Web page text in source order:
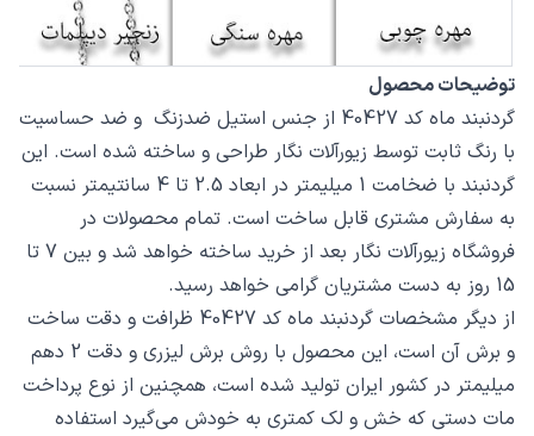
توضیحات محصول
گردنبند ماه کد 40427 از جنس استیل ضدزنگ و ضد حساسیت
با رنگ ثابت توسط زیورآلات نگار طراحی و ساخته شده است. این
گردنبند با ضخامت 1 میلیمتر در ابعاد 2.5 تا 4 سانتیمتر نسبت
به سفارش مشتری قابل ساخت است. تمام محصولات در
فروشگاه زیورآلات نگار بعد از خرید ساخته خواهد شد و بین 7 تا
15 روز به دست مشتریان گرامی خواهد رسید.
از دیگر مشخصات گردنبند ماه کد 40427 ظرافت و دقت ساخت
و برش آن است، این محصول با روش برش لیزری و دقت 2 دهم
میلیمتر در کشور ایران تولید شده است، همچنین از نوع پرداخت
مات دستی که خش و لک کمتری به خودش می‌گیرد استفاده